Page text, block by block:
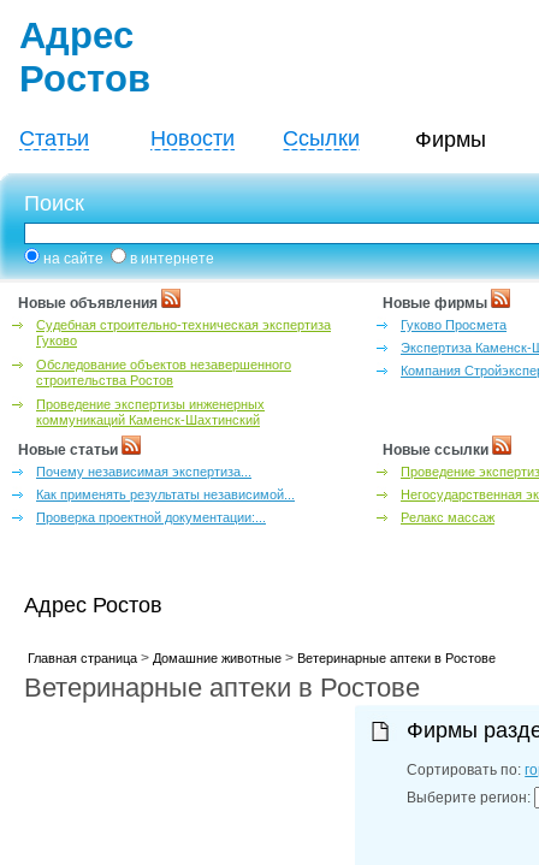
Адрес
Ростов
Статьи Новости Ссылки Фирмы
Поиск
на сайте в интернете
Новые объявления
Судебная строительно-техническая экспертиза
Гуково
Обследование объектов незавершенного
строительства Ростов
Проведение экспертизы инженерных
коммуникаций Каменск-Шахтинский
Новые фирмы
Гуково Просмета
Экспертиза Каменск-
Компания
Новые статьи
Почему независимая экспертиза...
Как применять результаты независимой...
Проверка проектной документации:...
Новые ссылки
Проведение
Негосударственная
Релакс массаж
Адрес Ростов
Главная страница> Домашние животные> Ветеринарные аптеки в Ростове
Ветеринарные аптеки в Ростове
Фирмы
Сортировать по:
Выберите регион: